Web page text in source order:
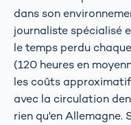
dans son
journaliste spécialisé
le temps perdu
(120 heures en
les coûts
avec la circulation
rien qu'en Allemagne.